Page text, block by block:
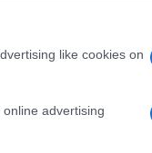
like cookies on
advertising
en
pueden